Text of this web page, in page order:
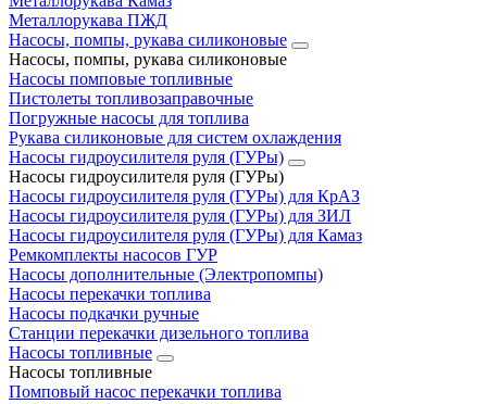
Металлорукава ПЖД
Насосы, помпы, рукава силиконовые
Насосы, помпы, рукава силиконовые
Насосы помповые топливные
Пистолеты топливозаправочные
Погружные насосы для топлива
Рукава силиконовые для систем охлаждения
Насосы гидроусилителя руля (ГУРы)
Насосы гидроусилителя руля (ГУРы)
Насосы гидроусилителя руля (ГУРы) для КрАЗ
Насосы гидроусилителя руля (ГУРы) для ЗИЛ
Насосы гидроусилителя руля (ГУРы) для Камаз
Ремкомплекты насосов ГУР
Насосы дополнительные (Электропомпы)
Насосы перекачки топлива
Насосы подкачки ручные
Станции перекачки дизельного топлива
Насосы топливные
Насосы топливные
Помповый насос перекачки топлива